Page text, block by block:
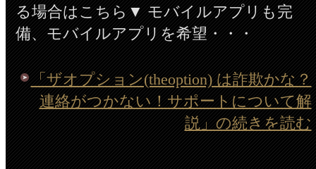
る場合はこちら▼ モバイルアプリも完
備、モバイルアプリを希望・・・
「ザオプション(theoption) は詐欺かな？
連絡がつかない！サポートについて解
説」の続きを読む